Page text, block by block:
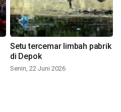
Setu tercemar limbah pabrik
di Depok
Senin, 22 Juni 2026